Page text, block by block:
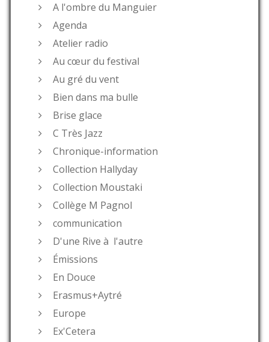
A l'ombre du Manguier
Agenda
Atelier radio
Au cœur du festival
Au gré du vent
Bien dans ma bulle
Brise glace
C Très Jazz
Chronique-information
Collection Hallyday
Collection Moustaki
Collège M Pagnol
communication
D'une Rive à l'autre
Émissions
En Douce
Erasmus+Aytré
Europe
Ex'Cetera